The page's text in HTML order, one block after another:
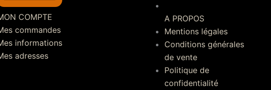
COMPTE
commandes
informations
adresses
A PROPOS
Mentions légales
Conditions générales
de vente
Politique de
confidentialité